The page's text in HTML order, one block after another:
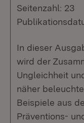
Seitenzahl: 23
In dieser
wird der
Ungleichheit
näher
Beispiele aus
Präventions-